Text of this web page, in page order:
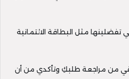
تفضلينها مثل البطاقة الائتمانية
من مراجعة طلبكِ وتأكدي من أن